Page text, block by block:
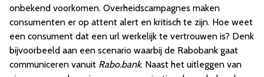
onbekend voorkomen. Overheidscampagnes maken
consumenten er op attent alert en kritisch te zijn. Hoe weet
een consument dat een url werkelijk te vertrouwen is? Denk
bijvoorbeeld aan een scenario waarbij de Rabobank gaat
communiceren vanuit Rabo.bank. Naast het uitleggen van